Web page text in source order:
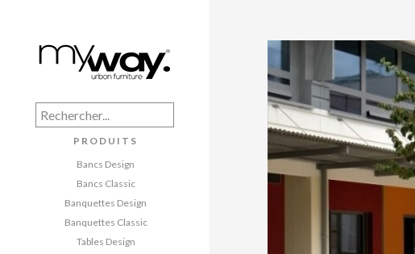
PRODUITS
Bancs Design
Bancs Classic
Banquettes Design
Banquettes Classic
Tables Design